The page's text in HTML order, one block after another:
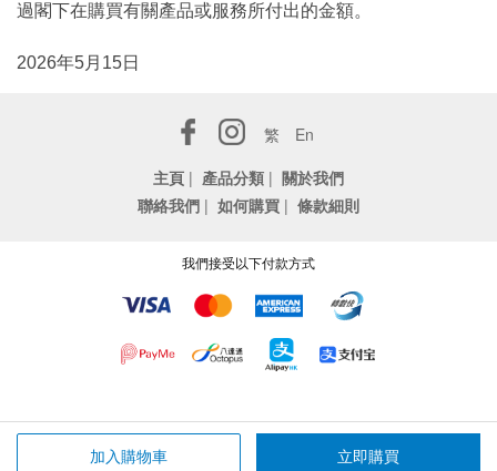
加入購物車 立即購買
過閣下在購買有關產品或服務所付出的金額。
2026年5月15日
繁
En
主頁 | 產品分類 | 關於我們
聯絡我們 | 如何購買 | 條款細則
我們接受以下付款方式